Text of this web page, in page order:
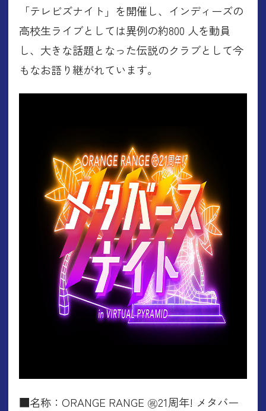
「テレビズナイト」を開催し、インディーズの
高校生ライブとしては異例の約800 人を動員
し、大きな話題となった伝説のクラブとして今
もなお語り継がれています。
■名称：ORANGE RANGE ㊗21周年! メタバー